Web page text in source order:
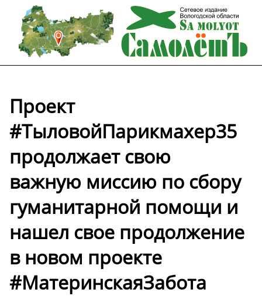
Проект
#ТыловойПарикмахер35
продолжает свою
важную миссию по сбору
гуманитарной помощи и
нашел свое продолжение
в новом проекте
#МатеринскаяЗабота